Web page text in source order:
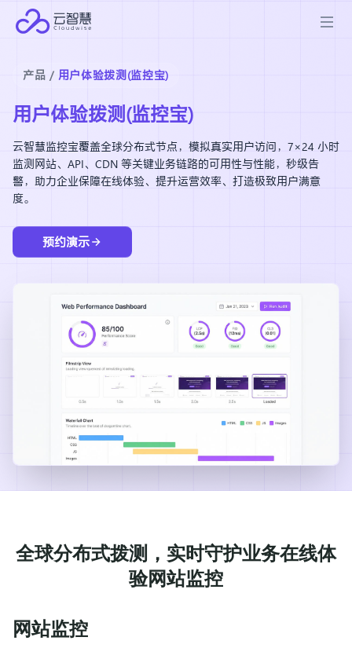
产品 / 用户体验拨测(监控宝)
用户体验拨测(监控宝)
云智慧监控宝覆盖全球分布式节点，模拟真实用户访问，7×24 小时
监测网站、API、CDN 等关键业务链路的可用性与性能，秒级告
警，助力企业保障在线体验、提升运营效率、打造极致用户满意
度。
预约演示
全球分布式拨测，实时守护业务在线体
验网站监控
网站监控